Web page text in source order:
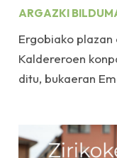
ARGAZKI
Ergobiako
Kaldereroen
ditu, bukaeran